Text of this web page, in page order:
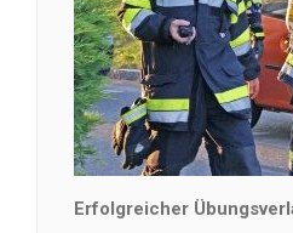
Erfolgreicher